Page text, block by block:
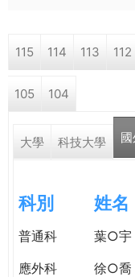
學
格。
a
r
e
e
r
115 114 113 112
105 104
大學 科技大學
科別 姓名
普通科 葉○宇
應外科
徐○喬